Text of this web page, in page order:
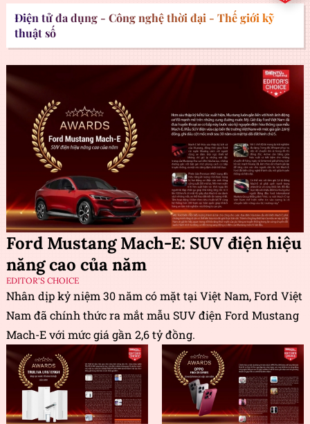
Điện tử đa dụng - Công nghệ thời đại - Thế giới kỹ
thuật số
Ford Mustang Mach-E: SUV điện hiệu
năng cao của năm
EDITOR'S CHOICE
Nhân dịp kỷ niệm 30 năm có mặt tại Việt Nam, Ford Việt
Nam đã chính thức ra mắt mẫu SUV điện Ford Mustang
Mach-E với mức giá gần 2,6 tỷ đồng.